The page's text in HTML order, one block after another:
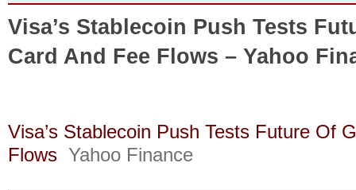
Visa’s Stablecoin Push Tests
Card And Fee Flows – Yahoo
Visa’s Stablecoin Push Tests Future Of
Flows Yahoo Finance